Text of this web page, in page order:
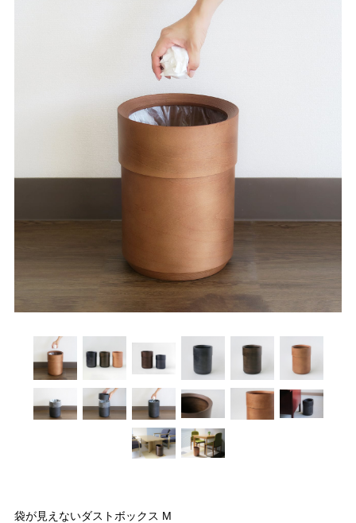
袋が見えないダストボックス M